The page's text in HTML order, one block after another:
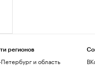
регионов
и область